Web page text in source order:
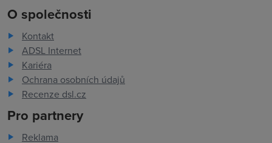
O společnosti
Kontakt
ADSL Internet
Kariéra
Ochrana osobních údajů
Recenze dsl.cz
Pro partnery
Reklama